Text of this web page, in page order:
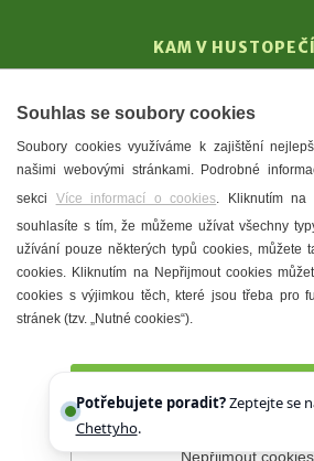
KAM V
T. G. Masaryk
Mandloně
Ubytování
Restaurace
Městské muzeum a
Denní meníčka
Souhlas se soubory cookies
Soubory cookies využíváme k zajištění
našimi webovými stránkami. Podrobné
sekci Více informací o cookies. Kliknutím na
souhlasíte s tím, že můžeme užívat všechny
užívání pouze některých typů cookies, můžete
cookies. Kliknutím na Nepřijmout cookies
cookies s výjimkou těch, které jsou třeba pro
stránek (tzv. „Nutné cookies“).
Nepřijmout cookies
Potřebujete poradit?Zeptejte se
Chettyho.